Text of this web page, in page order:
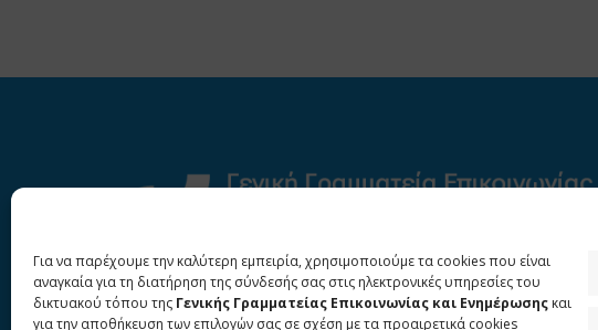
Για να παρέχουμε την καλύτερη εμπειρία, χρησιμοποιούμε τα cookies που είναι
αναγκαία για τη διατήρηση της σύνδεσής σας στις ηλεκτρονικές υπηρεσίες του
δικτυακού τόπου της Γενικής Γραμματείας Επικοινωνίας και Ενημέρωσης και
για την αποθήκευση των επιλογών σας σε σχέση με τα προαιρετικά cookies